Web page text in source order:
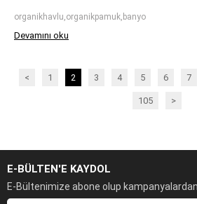
organikhavlu,organikpamuk,banyo
Devamını oku
< 1 2 3 4 5 6 7
105 >
E-BÜLTEN'E KAYDOL
E-Bültenimize abone olup